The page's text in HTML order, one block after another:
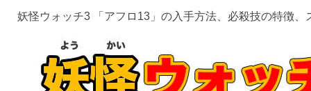
妖怪ウォッチ3 「アフロ13」の入手方法、必殺技の特徴